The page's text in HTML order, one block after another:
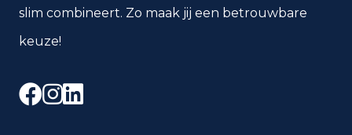
slim combineert. Zo maak jij een betrouwbare
keuze!
Facebook
Instagram
LinkedIn